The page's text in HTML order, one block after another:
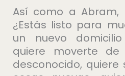
Así como a Abram,
¿Estás listo para
un nuevo
quiere moverte
desconocido,